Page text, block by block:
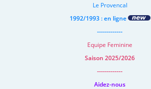
Le Provencal
1992/1993 : en ligne
-------------
Equipe Feminine
Saison 2025/2026
-------------
Aidez-nous